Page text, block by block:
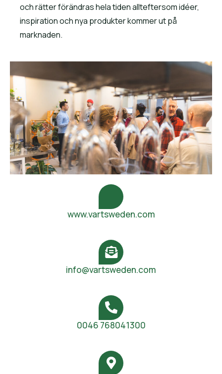
och rätter förändras hela tiden allteftersom idéer,
inspiration och nya produkter kommer ut på
marknaden.
www.vartsweden.com
info@vartsweden.com
0046 768041300